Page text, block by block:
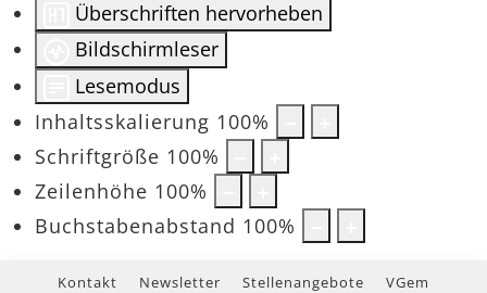
Überschriften hervorheben
Bildschirmleser
Lesemodus
Inhaltsskalierung 100%
Schriftgröße 100%
Zeilenhöhe 100%
Buchstabenabstand 100%
Kontakt Newsletter Stellenangebote VGem